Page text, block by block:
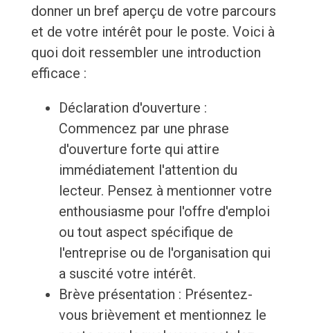
donner un bref aperçu de votre parcours
et de votre intérêt pour le poste. Voici à
quoi doit ressembler une introduction
efficace :
Déclaration d'ouverture :
Commencez par une phrase
d'ouverture forte qui attire
immédiatement l'attention du
lecteur. Pensez à mentionner votre
enthousiasme pour l'offre d'emploi
ou tout aspect spécifique de
l'entreprise ou de l'organisation qui
a suscité votre intérêt.
Brève présentation : Présentez-
vous brièvement et mentionnez le